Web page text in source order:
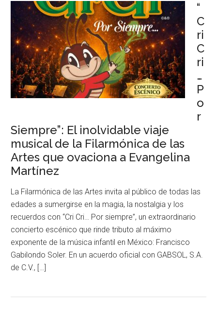
“
C
ri
C
ri
…
P
o
r
Siempre”: El inolvidable viaje
musical de la Filarmónica de las
Artes que ovaciona a Evangelina
Martínez
La Filarmónica de las Artes invita al público de todas las
edades a sumergirse en la magia, la nostalgia y los
recuerdos con “Cri Cri… Por siempre”, un extraordinario
concierto escénico que rinde tributo al máximo
exponente de la música infantil en México: Francisco
Gabilondo Soler. En un acuerdo oficial con GABSOL, S.A.
de C.V., […]